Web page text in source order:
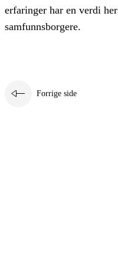
erfaringer har en verdi
samfunnsborgere.
Forrige side